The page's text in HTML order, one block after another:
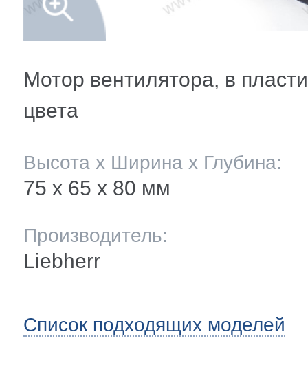
полок
двери
по уходу
балкона
Мотор вентилятора, в
цвета
Высота х Ширина х Глубина:
75 х 65 x 80 мм
Производитель:
Liebherr
Список подходящих моделей